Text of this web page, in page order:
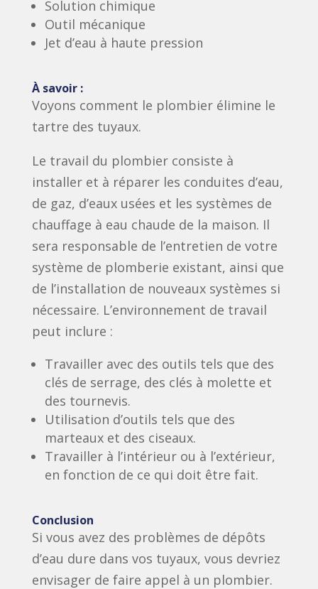
Solution chimique
Outil mécanique
Jet d’eau à haute pression
À savoir :
Voyons comment le plombier élimine le
tartre des tuyaux.
Le travail du plombier consiste à
installer et à réparer les conduites d’eau,
de gaz, d’eaux usées et les systèmes de
chauffage à eau chaude de la maison. Il
sera responsable de l’entretien de votre
système de plomberie existant, ainsi que
de l’installation de nouveaux systèmes si
nécessaire. L’environnement de travail
peut inclure :
Travailler avec des outils tels que des
clés de serrage, des clés à molette et
des tournevis.
Utilisation d’outils tels que des
marteaux et des ciseaux.
Travailler à l’intérieur ou à l’extérieur,
en fonction de ce qui doit être fait.
Conclusion
Si vous avez des problèmes de dépôts
d’eau dure dans vos tuyaux, vous devriez
envisager de faire appel à un plombier.